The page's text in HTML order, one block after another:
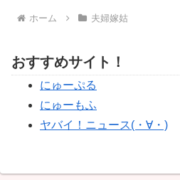
ホーム 夫婦嫁姑
おすすめサイト！
にゅーぷる
にゅーもふ
ヤバイ！ニュース(・∀・)